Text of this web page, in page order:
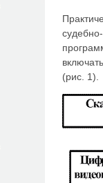
(рис. 1).